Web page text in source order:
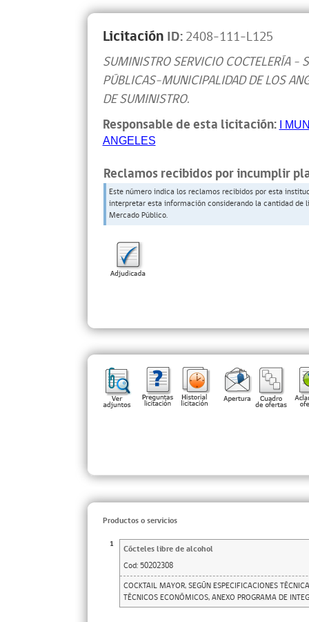
Licitación ID:2408-111-L125
SUMINISTRO SERVICIO COCTELERÍA -
PÚBLICAS-MUNICIPALIDAD DE LOS
DE SUMINISTRO.
Responsable de esta licitación:I
ANGELES
Reclamos recibidos por incumplir
Este número indica los reclamos recibidos por esta
interpretar esta información considerando la cantidad
Mercado Público.
Productos o servicios
1
Cócteles libre de alcohol
Cod: 50202308
COCKTAIL MAYOR, SEGÚN ESPECIFICACIONES
TÉCNICOS ECONÓMICOS, ANEXO PROGRAMA DE